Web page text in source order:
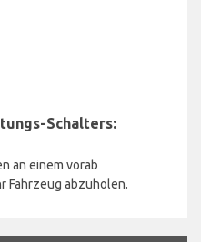
Schalters:
an einem vorab
Fahrzeug abzuholen.